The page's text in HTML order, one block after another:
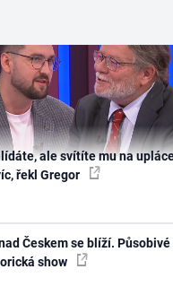
ale svítíte mu na
řekl Gregor
Českem se blíží.
show